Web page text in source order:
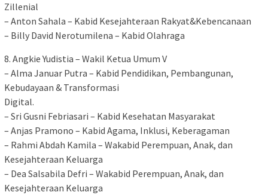
Zillenial
– Anton Sahala – Kabid Kesejahteraan Rakyat&Kebencanaan
– Billy David Nerotumilena – Kabid Olahraga
8. Angkie Yudistia – Wakil Ketua Umum V
– Alma Januar Putra – Kabid Pendidikan, Pembangunan,
Kebudayaan & Transformasi
Digital.
– Sri Gusni Febriasari – Kabid Kesehatan Masyarakat
– Anjas Pramono – Kabid Agama, Inklusi, Keberagaman
– Rahmi Abdah Kamila – Wakabid Perempuan, Anak, dan
Kesejahteraan Keluarga
– Dea Salsabila Defri – Wakabid Perempuan, Anak, dan
Kesejahteraan Keluarga